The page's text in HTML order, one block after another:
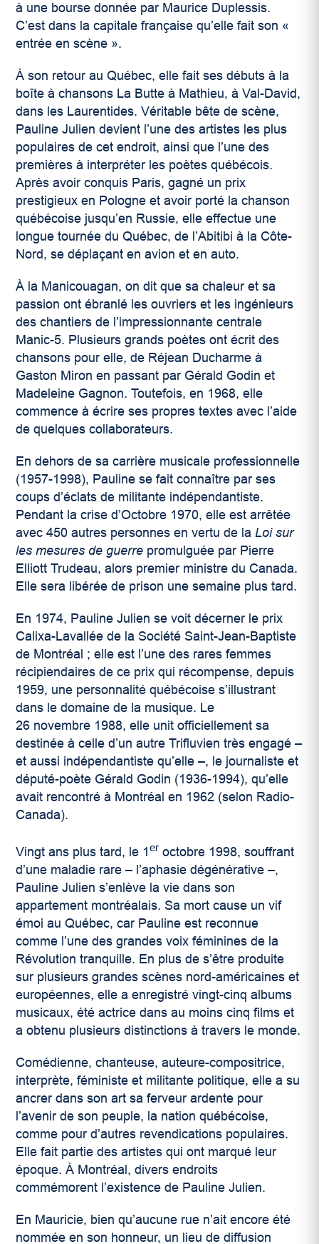
à une bourse donnée par Maurice Duplessis.
C’est dans la capitale française qu’elle fait son «
entrée en scène ».
À son retour au Québec, elle fait ses débuts à la
boîte à chansons La Butte à Mathieu, à Val-David,
dans les Laurentides. Véritable bête de scène,
Pauline Julien devient l’une des artistes les plus
populaires de cet endroit, ainsi que l’une des
premières à interpréter les poètes québécois.
Après avoir conquis Paris, gagné un prix
prestigieux en Pologne et avoir porté la chanson
québécoise jusqu’en Russie, elle effectue une
longue tournée du Québec, de l’Abitibi à la Côte-
Nord, se déplaçant en avion et en auto.
À la Manicouagan, on dit que sa chaleur et sa
passion ont ébranlé les ouvriers et les ingénieurs
des chantiers de l’impressionnante centrale
Manic-5. Plusieurs grands poètes ont écrit des
chansons pour elle, de Réjean Ducharme à
Gaston Miron en passant par Gérald Godin et
Madeleine Gagnon. Toutefois, en 1968, elle
commence à écrire ses propres textes avec l’aide
de quelques collaborateurs.
En dehors de sa carrière musicale professionnelle
(1957-1998), Pauline se fait connaître par ses
coups d’éclats de militante indépendantiste.
Pendant la crise d’Octobre 1970, elle est arrêtée
avec 450 autres personnes en vertu de laLoi sur
les mesures de guerre promulguée par Pierre
Elliott Trudeau, alors premier ministre du Canada.
Elle sera libérée de prison une semaine plus tard.
En 1974, Pauline Julien se voit décerner le prix
Calixa-Lavallée de la Société Saint-Jean-Baptiste
de Montréal ; elle est l’une des rares femmes
récipiendaires de ce prix qui récompense, depuis
1959, une personnalité québécoise s’illustrant
dans le domaine de la musique. Le
26 novembre 1988, elle unit officiellement sa
destinée à celle d’un autre Trifluvien très engagé –
et aussi indépendantiste qu’elle –, le journaliste et
député-poète Gérald Godin (1936-1994), qu’elle
avait rencontré à Montréal en 1962 (selon Radio-
Canada).
Vingt ans plus tard, le 1er octobre 1998, souffrant
d’une maladie rare – l’aphasie dégénérative –,
Pauline Julien s’enlève la vie dans son
appartement montréalais. Sa mort cause un vif
émoi au Québec, car Pauline est reconnue
comme l’une des grandes voix féminines de la
Révolution tranquille. En plus de s’être produite
sur plusieurs grandes scènes nord-américaines et
européennes, elle a enregistré vingt-cinq albums
musicaux, été actrice dans au moins cinq films et
a obtenu plusieurs distinctions à travers le monde.
Comédienne, chanteuse, auteure-compositrice,
interprète, féministe et militante politique, elle a su
ancrer dans son art sa ferveur ardente pour
l’avenir de son peuple, la nation québécoise,
comme pour d’autres revendications populaires.
Elle fait partie des artistes qui ont marqué leur
époque. À Montréal, divers endroits
commémorent l’existence de Pauline Julien.
En Mauricie, bien qu’aucune rue n’ait encore été
nommée en son honneur, un lieu de diffusion